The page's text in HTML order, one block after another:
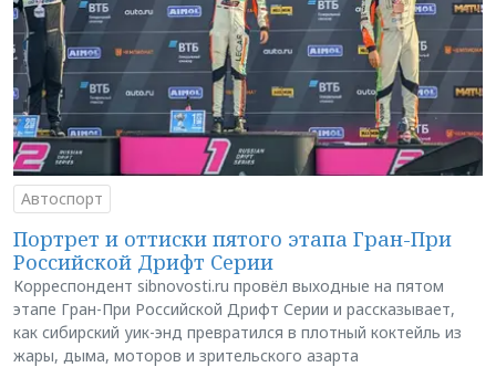
Автоспорт
Портрет и оттиски пятого этапа Гран-При
Российской Дрифт Серии
Корреспондент sibnovosti.ru провёл выходные на пятом
этапе Гран-При Российской Дрифт Серии и рассказывает,
как сибирский уик-энд превратился в плотный коктейль из
жары, дыма, моторов и зрительского азарта